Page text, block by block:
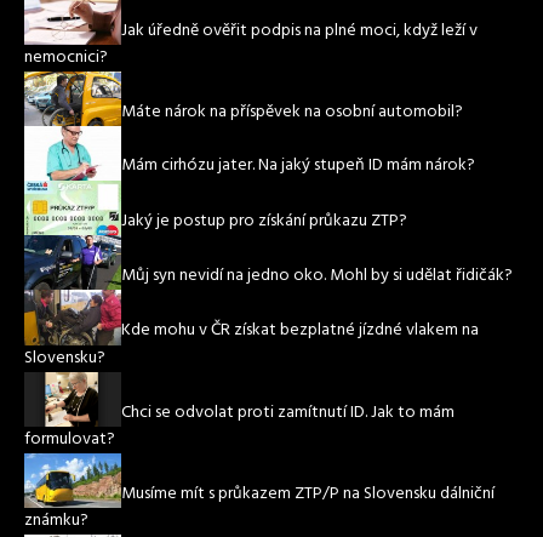
Jak úředně ověřit podpis na plné moci, když leží v
nemocnici?
Máte nárok na příspěvek na osobní automobil?
Mám cirhózu jater. Na jaký stupeň ID mám nárok?
Jaký je postup pro získání průkazu ZTP?
Můj syn nevidí na jedno oko. Mohl by si udělat řidičák?
Kde mohu v ČR získat bezplatné jízdné vlakem na
Slovensku?
Chci se odvolat proti zamítnutí ID. Jak to mám
formulovat?
Musíme mít s průkazem ZTP/P na Slovensku dálniční
známku?